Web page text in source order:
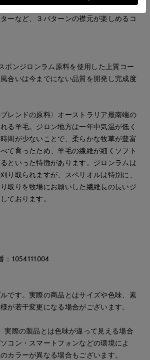
でスタンドカラーにも変化可能。スタン
ーなど、３パターンの襟元が楽しめるコ
ンジロンラム原料を使用した上質コー
合いは今までにない品質を開発し完成度
ブレンドの原料〉オーストラリア最南端の
る羊毛。ジロン地方は一年中気温が低く
間が少ないことで、柔らかな牧草が豊富
て育ったため、羊毛の繊維が細くソフト
といった特徴があります。ジロンラムは
り取られますが、スペリオルは特別に、
取りを牧場にお願いした繊維長の長いジ
ております。
：1054111004
です。実際の商品とはサイズや色味、素
が若干変更になる場合がございます。
実際の製品とは色味が違って見える場合
コン・スマートフォンなどの環境によ
カラーが異なる場合もございます。